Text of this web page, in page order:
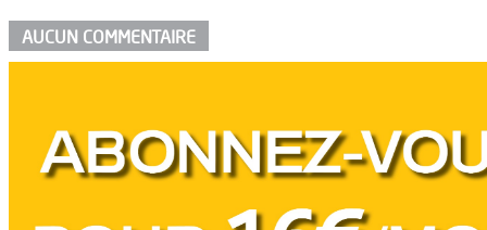
AUCUN COMMENTAIRE